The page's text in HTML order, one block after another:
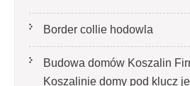
Border collie hodowla
Budowa domów Koszalin
Koszalinie domy pod klucz